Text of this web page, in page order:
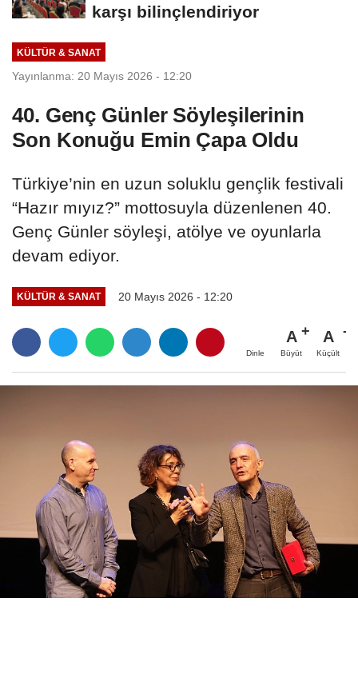
karşı bilinçlendiriyor
KÜLTÜR & SANAT
Yayınlanma: 20 Mayıs 2026 - 12:20
40. Genç Günler Söyleşilerinin
Son Konuğu Emin Çapa Oldu
Türkiye’nin en uzun soluklu gençlik festivali
“Hazır mıyız?” mottosuyla düzenlenen 40.
Genç Günler söyleşi, atölye ve oyunlarla
devam ediyor.
KÜLTÜR & SANAT 20 Mayıs 2026 - 12:20
Dinle
A
Büyüt
A
Küçült